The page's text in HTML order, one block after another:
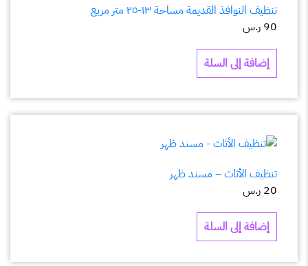
تنظيف النوافذ القديمة مساحة ١٣-٢٥ متر مربع
90 ر.س
إضافة إلى السلة
تنظيف الأثاث – مسند ظهر
20 ر.س
إضافة إلى السلة